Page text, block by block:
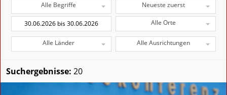
Alle Begriffe Neueste zuerst
Alle Orte
Alle Länder Alle Ausrichtungen
Suchergebnisse: 20